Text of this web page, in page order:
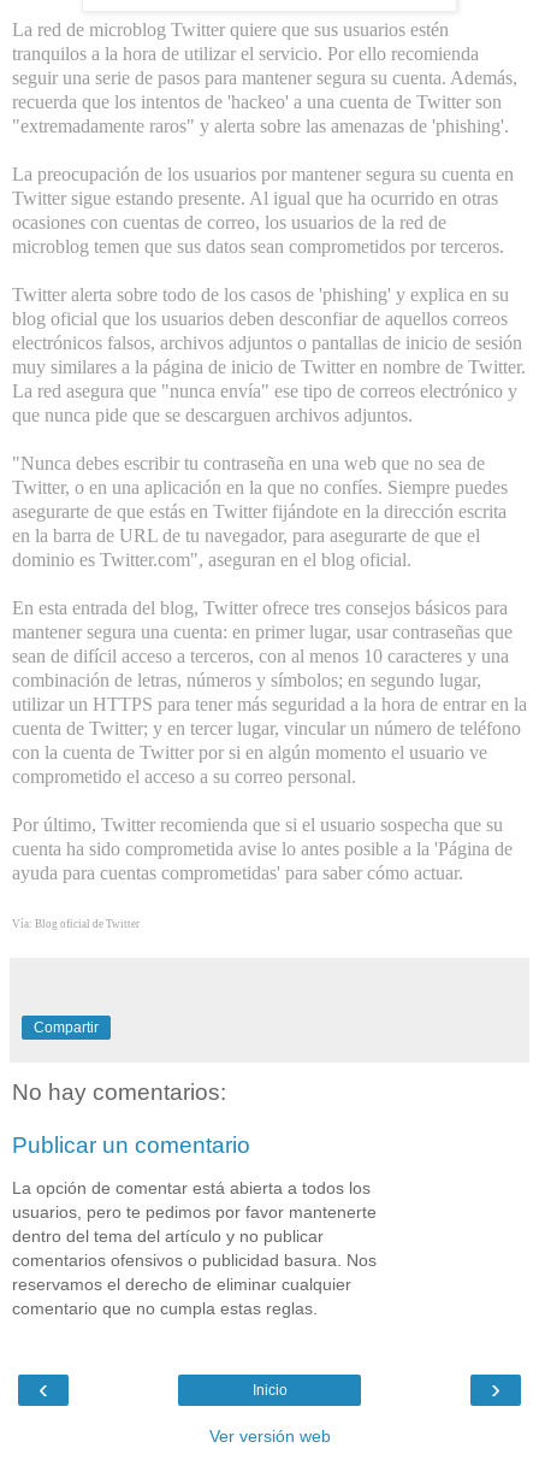
La red de microblog Twitter quiere que sus usuarios estén
tranquilos a la hora de utilizar el servicio. Por ello recomienda
seguir una serie de pasos para mantener segura su cuenta. Además,
recuerda que los intentos de 'hackeo' a una cuenta de Twitter son
"extremadamente raros" y alerta sobre las amenazas de 'phishing'.
La preocupación de los usuarios por mantener segura su cuenta en
Twitter sigue estando presente. Al igual que ha ocurrido en otras
ocasiones con cuentas de correo, los usuarios de la red de
microblog temen que sus datos sean comprometidos por terceros.
Twitter alerta sobre todo de los casos de 'phishing' y explica en su
blog oficial que los usuarios deben desconfiar de aquellos correos
electrónicos falsos, archivos adjuntos o pantallas de inicio de sesión
muy similares a la página de inicio de Twitter en nombre de Twitter.
La red asegura que "nunca envía" ese tipo de correos electrónico y
que nunca pide que se descarguen archivos adjuntos.
"Nunca debes escribir tu contraseña en una web que no sea de
Twitter, o en una aplicación en la que no confíes. Siempre puedes
asegurarte de que estás en Twitter fijándote en la dirección escrita
en la barra de URL de tu navegador, para asegurarte de que el
dominio es Twitter.com", aseguran en el blog oficial.
En esta entrada del blog, Twitter ofrece tres consejos básicos para
mantener segura una cuenta: en primer lugar, usar contraseñas que
sean de difícil acceso a terceros, con al menos 10 caracteres y una
combinación de letras, números y símbolos; en segundo lugar,
utilizar un HTTPS para tener más seguridad a la hora de entrar en la
cuenta de Twitter; y en tercer lugar, vincular un número de teléfono
con la cuenta de Twitter por si en algún momento el usuario ve
comprometido el acceso a su correo personal.
Por último, Twitter recomienda que si el usuario sospecha que su
cuenta ha sido comprometida avise lo antes posible a la 'Página de
ayuda para cuentas comprometidas' para saber cómo actuar.
Vía: Blog oficial de Twitter
Compartir
No hay comentarios:
Publicar un comentario
La opción de comentar está abierta a todos los
usuarios, pero te pedimos por favor mantenerte
dentro del tema del artículo y no publicar
comentarios ofensivos o publicidad basura. Nos
reservamos el derecho de eliminar cualquier
comentario que no cumpla estas reglas.
‹ ›
Inicio
Ver versión web